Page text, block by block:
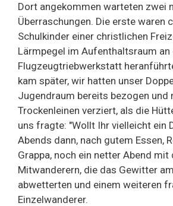
Dort angekommen warteten zwei
Überraschungen. Die erste waren
Schulkinder einer christlichen
Lärmpegel im Aufenthaltsraum an
Flugzeugtriebwerkstatt
kam später, wir hatten unser
Jugendraum bereits bezogen und
Trockenleinen verziert, als die
uns fragte: "Wollt Ihr vielleicht ein
Abends dann, nach gutem Essen,
Grappa, noch ein netter Abend mit
Mitwanderern, die das Gewitter
abwetterten und einem weiteren
Einzelwanderer.